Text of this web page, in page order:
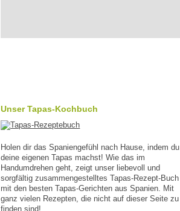
Unser Tapas-Kochbuch
Holen dir das Spaniengefühl nach Hause, indem du
deine eigenen Tapas machst! Wie das im
Handumdrehen geht, zeigt unser liebevoll und
sorgfältig zusammengestelltes Tapas-Rezept-Buch
mit den besten Tapas-Gerichten aus Spanien. Mit
ganz vielen Rezepten, die nicht auf dieser Seite zu
finden sind!